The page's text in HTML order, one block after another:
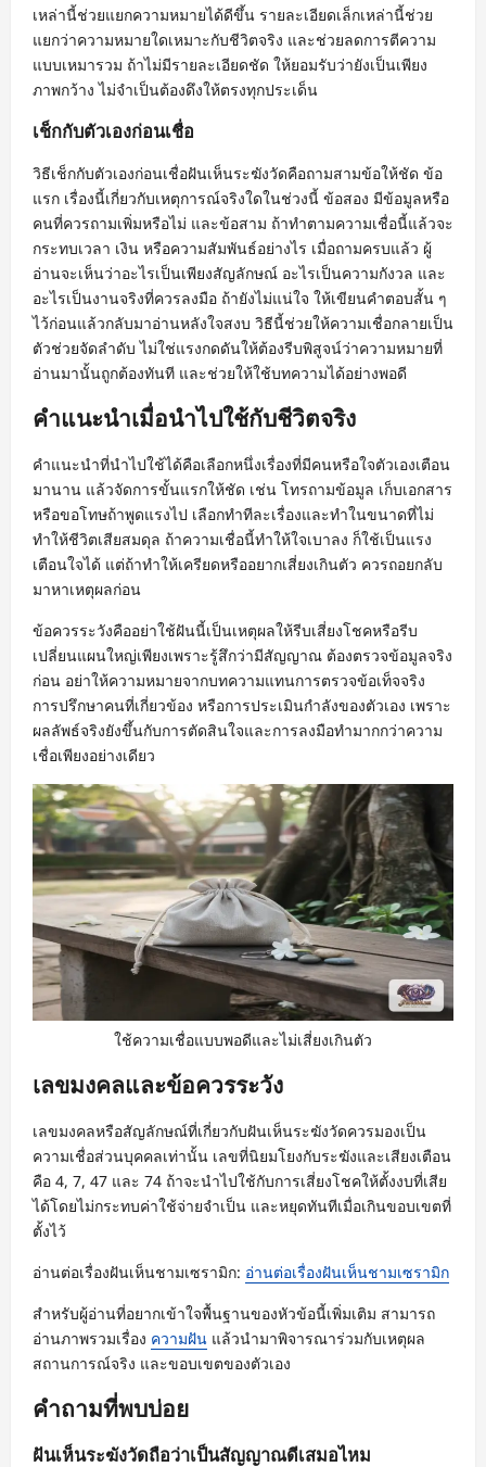
เหล่านี้ช่วยแยกความหมายได้ดีขึ้น รายละเอียดเล็กเหล่านี้ช่วย
แยกว่าความหมายใดเหมาะกับชีวิตจริง และช่วยลดการตีความ
แบบเหมารวม ถ้าไม่มีรายละเอียดชัด ให้ยอมรับว่ายังเป็นเพียง
ภาพกว้าง ไม่จำเป็นต้องดึงให้ตรงทุกประเด็น
เช็กกับตัวเองก่อนเชื่อ
วิธีเช็กกับตัวเองก่อนเชื่อฝันเห็นระฆังวัดคือถามสามข้อให้ชัด ข้อ
แรก เรื่องนี้เกี่ยวกับเหตุการณ์จริงใดในช่วงนี้ ข้อสอง มีข้อมูลหรือ
คนที่ควรถามเพิ่มหรือไม่ และข้อสาม ถ้าทำตามความเชื่อนี้แล้วจะ
กระทบเวลา เงิน หรือความสัมพันธ์อย่างไร เมื่อถามครบแล้ว ผู้
อ่านจะเห็นว่าอะไรเป็นเพียงสัญลักษณ์ อะไรเป็นความกังวล และ
อะไรเป็นงานจริงที่ควรลงมือ ถ้ายังไม่แน่ใจ ให้เขียนคำตอบสั้น ๆ
ไว้ก่อนแล้วกลับมาอ่านหลังใจสงบ วิธีนี้ช่วยให้ความเชื่อกลายเป็น
ตัวช่วยจัดลำดับ ไม่ใช่แรงกดดันให้ต้องรีบพิสูจน์ว่าความหมายที่
อ่านมานั้นถูกต้องทันที และช่วยให้ใช้บทความได้อย่างพอดี
คำแนะนำเมื่อนำไปใช้กับชีวิตจริง
คำแนะนำที่นำไปใช้ได้คือเลือกหนึ่งเรื่องที่มีคนหรือใจตัวเองเตือน
มานาน แล้วจัดการขั้นแรกให้ชัด เช่น โทรถามข้อมูล เก็บเอกสาร
หรือขอโทษถ้าพูดแรงไป เลือกทำทีละเรื่องและทำในขนาดที่ไม่
ทำให้ชีวิตเสียสมดุล ถ้าความเชื่อนี้ทำให้ใจเบาลง ก็ใช้เป็นแรง
เตือนใจได้ แต่ถ้าทำให้เครียดหรืออยากเสี่ยงเกินตัว ควรถอยกลับ
มาหาเหตุผลก่อน
ข้อควรระวังคืออย่าใช้ฝันนี้เป็นเหตุผลให้รีบเสี่ยงโชคหรือรีบ
เปลี่ยนแผนใหญ่เพียงเพราะรู้สึกว่ามีสัญญาณ ต้องตรวจข้อมูลจริง
ก่อน อย่าให้ความหมายจากบทความแทนการตรวจข้อเท็จจริง
การปรึกษาคนที่เกี่ยวข้อง หรือการประเมินกำลังของตัวเอง เพราะ
ผลลัพธ์จริงยังขึ้นกับการตัดสินใจและการลงมือทำมากกว่าความ
เชื่อเพียงอย่างเดียว
ใช้ความเชื่อแบบพอดีและไม่เสี่ยงเกินตัว
เลขมงคลและข้อควรระวัง
เลขมงคลหรือสัญลักษณ์ที่เกี่ยวกับฝันเห็นระฆังวัดควรมองเป็น
ความเชื่อส่วนบุคคลเท่านั้น เลขที่นิยมโยงกับระฆังและเสียงเตือน
คือ 4, 7, 47 และ 74 ถ้าจะนำไปใช้กับการเสี่ยงโชคให้ตั้งงบที่เสีย
ได้โดยไม่กระทบค่าใช้จ่ายจำเป็น และหยุดทันทีเมื่อเกินขอบเขตที่
ตั้งไว้
อ่านต่อเรื่องฝันเห็นชามเซรามิก: อ่านต่อเรื่องฝันเห็นชามเซรามิก
สำหรับผู้อ่านที่อยากเข้าใจพื้นฐานของหัวข้อนี้เพิ่มเติม สามารถ
อ่านภาพรวมเรื่อง ความฝัน แล้วนำมาพิจารณาร่วมกับเหตุผล
สถานการณ์จริง และขอบเขตของตัวเอง
คำถามที่พบบ่อย
ฝันเห็นระฆังวัดถือว่าเป็นสัญญาณดีเสมอไหม